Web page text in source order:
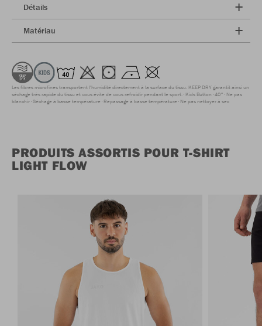
Détails
Matériau
Les fibres microfines transportent l'humidité directement à la surface du tissu. KEEP DRY garantit ainsi un
séchage très rapide du tissu et vous évite de vous refroidir pendant le sport. Kids Button 40° Ne pas
blanchir Séchage à basse température Repassage à basse température Ne pas nettoyer à sec
PRODUITS ASSORTIS POUR T-SHIRT
LIGHT FLOW